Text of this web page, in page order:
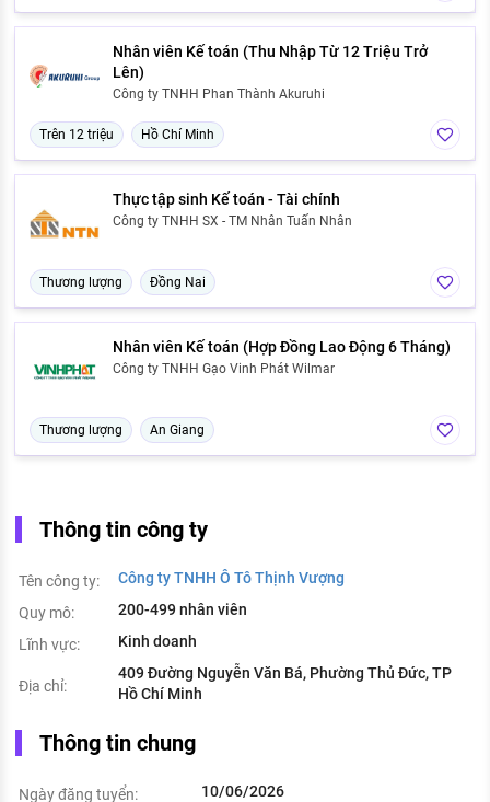
Nhân viên Kế toán (Thu Nhập Từ 12 Triệu Trở
Lên)
Công ty TNHH Phan Thành Akuruhi
Trên 12 triệu Hồ Chí Minh
Thực tập sinh Kế toán - Tài chính
Công ty TNHH SX - TM Nhân Tuấn Nhân
Thương lượng Đồng Nai
Nhân viên Kế toán (Hợp Đồng Lao Động 6 Tháng)
Công ty TNHH Gạo Vinh Phát Wilmar
Thương lượng An Giang
Thông tin công ty
Tên công ty:
Công ty TNHH Ô Tô Thịnh Vượng
Quy mô:
200-499 nhân viên
Lĩnh vực:
Kinh doanh
Địa chỉ:
409 Đường Nguyễn Văn Bá, Phường Thủ Đức, TP
Hồ Chí Minh
Thông tin chung
Ngày đăng tuyển: 10/06/2026